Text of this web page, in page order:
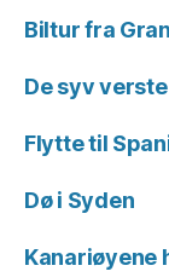
Biltur fra
De syv
Flytte til
Dø i Syden
Kanariøyene